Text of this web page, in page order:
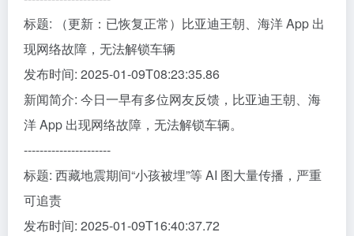
标题: （更新：已恢复正常）比亚迪王朝、海洋 App 出
现网络故障，无法解锁车辆
发布时间: 2025-01-09T08:23:35.86
新闻简介: 今日一早有多位网友反馈，比亚迪王朝、海
洋 App 出现网络故障，无法解锁车辆。
----------------------
标题: 西藏地震期间“小孩被埋”等 AI 图大量传播，严重
可追责
发布时间: 2025-01-09T16:40:37.72